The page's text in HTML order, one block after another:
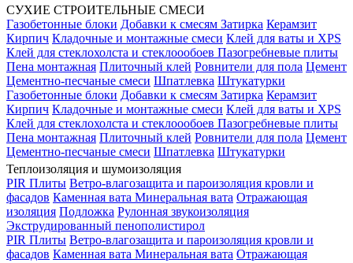
СУХИЕ СТРОИТЕЛЬНЫЕ СМЕСИ
Газобетонные блоки Добавки к смесям Затирка Керамзит
Кирпич Кладочные и монтажные смеси Клей для ваты и XPS
Клей для стеклохолста и стеклоообоев Пазогребневые плиты
Пена монтажная Плиточный клей Ровнители для пола Цемент
Цементно-песчаные смеси Шпатлевка Штукатурки
Газобетонные блоки Добавки к смесям Затирка Керамзит
Кирпич Кладочные и монтажные смеси Клей для ваты и XPS
Клей для стеклохолста и стеклоообоев Пазогребневые плиты
Пена монтажная Плиточный клей Ровнители для пола Цемент
Цементно-песчаные смеси Шпатлевка Штукатурки
Теплоизоляция и шумоизоляция
PIR Плиты Ветро-влагозащита и пароизоляция кровли и
фасадов Каменная вата Минеральная вата Отражающая
изоляция Подложка Рулонная звукоизоляция
Экструдированный пенополистирол
PIR Плиты Ветро-влагозащита и пароизоляция кровли и
фасадов Каменная вата Минеральная вата Отражающая